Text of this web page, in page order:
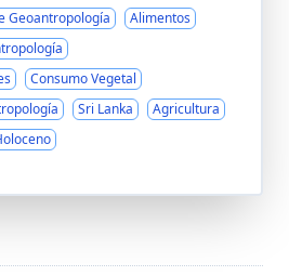
Geoantropología
Alimentos
Consumo Vegetal
Sri Lanka
Agricultura